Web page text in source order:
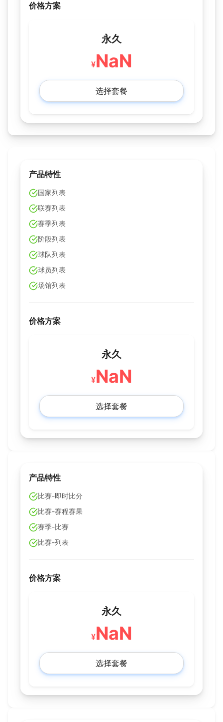
价格方案
永久
¥NaN
选择套餐
产品特性
国家列表
联赛列表
赛季列表
阶段列表
球队列表
球员列表
场馆列表
价格方案
永久
¥NaN
选择套餐
产品特性
比赛-即时比分
比赛-赛程赛果
赛季-比赛
比赛-列表
价格方案
永久
¥NaN
选择套餐